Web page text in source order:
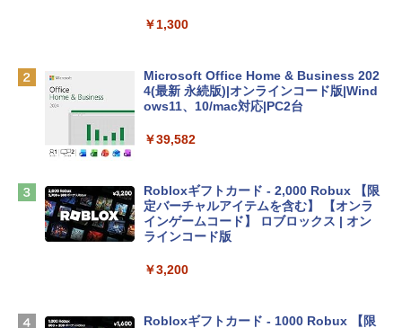
ィゴ + 3年延長 AppleCare+ for 13インチ
￥162,598
ンケース Dell NEC Lavie ASUS HP dyna
￥2,952
Apple 2026 MacBook Air M5チップ搭載
igence、13.6インチLiquid Retinaディ
ラ、Touch ID - ミッドナイト + 3年延長
￥1,300
Microsoft Office Home & Business 202
4(最新 永続版)|オンラインコード版|Wind
ows11、10/mac対応|PC2台
￥39,582
Robloxギフトカード - 2,000 Robux 【限
定バーチャルアイテムを含む】 【オンラ
インゲームコード】 ロブロックス | オン
ラインコード版
￥3,200
Robloxギフトカード - 1000 Robux 【限